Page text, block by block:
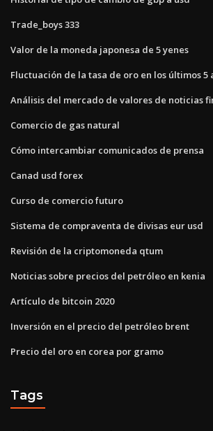
Trade_boys 333
Valor de la moneda japonesa de 5 yenes
Fluctuación de la tasa de oro en los últimos 5
Análisis del mercado de valores de noticias
Comercio de gas natural
Cómo intercambiar comunicados de prensa
Canad usd forex
Curso de comercio futuro
Sistema de compraventa de divisas eur usd
Revisión de la criptomoneda qtum
Noticias sobre precios del petróleo en kenia
Artículo de bitcoin 2020
Inversión en el precio del petróleo brent
Precio del oro en corea por gramo
Tags